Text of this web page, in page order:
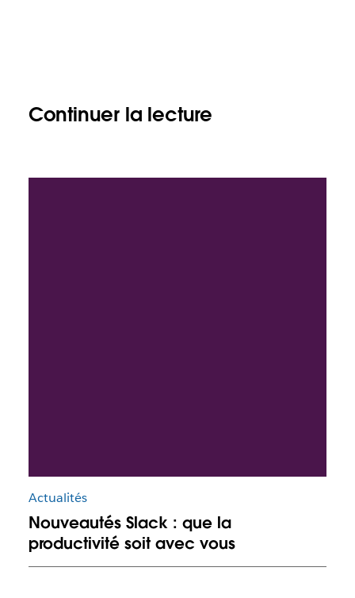
Continuer la lecture
Actualités
Nouveautés Slack : que la
productivité soit avec vous